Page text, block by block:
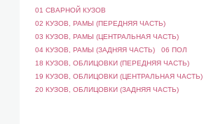
01 СВАРНОЙ КУЗОВ
02 КУЗОВ, РАМЫ (ПЕРЕДНЯЯ ЧАСТЬ)
03 КУЗОВ, РАМЫ (ЦЕНТРАЛЬНАЯ ЧАСТЬ)
04 КУЗОВ, РАМЫ (ЗАДНЯЯ ЧАСТЬ) 06 ПОЛ
18 КУЗОВ, ОБЛИЦОВКИ (ПЕРЕДНЯЯ ЧАСТЬ)
19 КУЗОВ, ОБЛИЦОВКИ (ЦЕНТРАЛЬНАЯ ЧАСТЬ)
20 КУЗОВ, ОБЛИЦОВКИ (ЗАДНЯЯ ЧАСТЬ)